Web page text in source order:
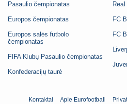
Pasaulio čempionatas
Europos čempionatas
Europos salės futbolo
čempionatas
FIFA Klubų Pasaulio čempionatas
Konfederacijų taurė
FC
FC
Kontaktai Apie Eurofootball